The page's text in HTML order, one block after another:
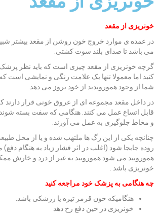
خونریزی از مقعد
در عمده ی موارد خروج خون روشن از مقعد بیشتر
می باشد تا صدای بلند سوت کشتی.
گرچه خونریزی از مقعد چیزی است که باید نظر پزشک
کنید اما معمولا تنها یک علامت رنگی و نمایشی است که
شما از وجود همورویدید از خود بروز می دهد.
در داخل مقعد مجموعه ای از عروق خونی قرار دارند که
قابل اتساع عمل می کنند. هنگامی که سفت بسته شوند
و مخاط جلوگیری به عمل می آورند.
چنانچه یکی از این رگ ها ملتهب شده و یا از محل
روده جابجا شود (اغلب در اثر فشار زیاد به هنگام دفع)
همورویید می شود همورویید به غیر از درد و خارش
خونریزی باشد .
چه هنگامی به پزشک خود مراجعه کنید
هنگامیکه خون قرمز تیره یا زرشکی باشد.
خونریزی در حین دفع رخ دهد